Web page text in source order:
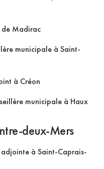
de Madirac
municipale à Saint-
à Créon
municipale à Haux
deux-Mers
à Saint-Caprais-